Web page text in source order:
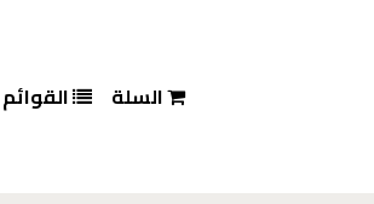
السلة القوائم